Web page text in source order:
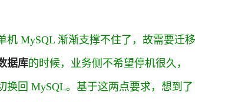
机 MySQL 渐渐支撑不住了，故需要迁移
据库的时候，业务侧不希望停机很久，
回 MySQL。基于这两点要求，想到了